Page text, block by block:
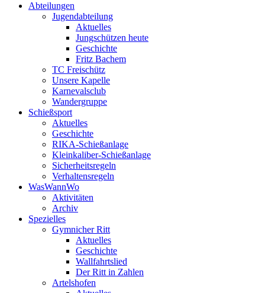
Abteilungen
Jugendabteilung
Aktuelles
Jungschützen heute
Geschichte
Fritz Bachem
TC Freischütz
Unsere Kapelle
Karnevalsclub
Wandergruppe
Schießsport
Aktuelles
Geschichte
RIKA-Schießanlage
Kleinkaliber-Schießanlage
Sicherheitsregeln
Verhaltensregeln
WasWannWo
Aktivitäten
Archiv
Spezielles
Gymnicher Ritt
Aktuelles
Geschichte
Wallfahrtslied
Der Ritt in Zahlen
Artelshofen